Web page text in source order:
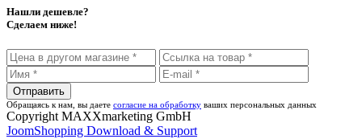
Нашли дешевле?
Сделаем ниже!
Обращаясь к нам, вы даете согласие на обработку ваших персональных данных
Copyright MAXXmarketing GmbH
JoomShopping Download & Support